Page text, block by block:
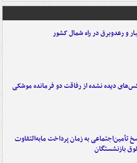
و رعدوبرق در راه شمال کشور
دیده نشده از رفاقت دو فرمانده‌ موشکی
تأمین‌اجتماعی به زمان پرداخت مابه‌التفاوت
بازنشستگان